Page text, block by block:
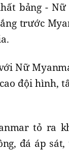
bảng -
trước
Nữ
đội hình,
tỏ ra
đá áp